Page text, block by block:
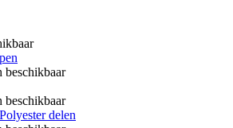
beschikbaar
beschikbaar
delen